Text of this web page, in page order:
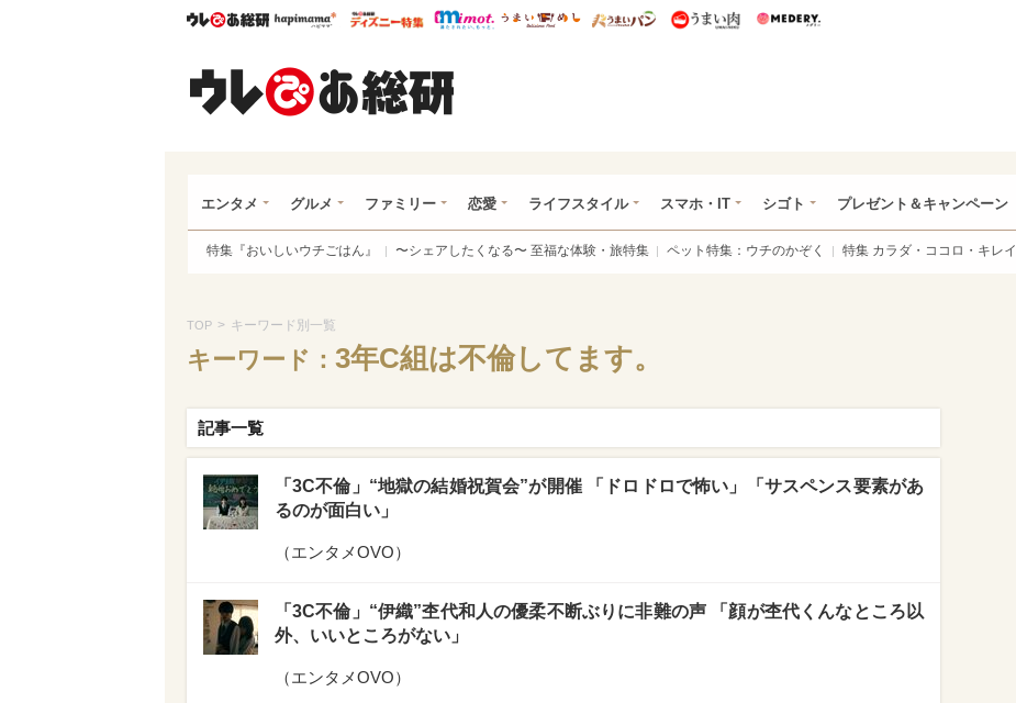
ウレぴあ総研ハピママ* ウレぴあ総研 ディズニー特集
mimot. うまいめし うまいパン うまい肉
エンタメ グルメ ファミリー 恋愛 ライフスタイル スマホ・IT シゴト プレゼント＆キャンペーン
特集『おいしいウチごはん』 〜シェアしたくなる〜 至福な体験・旅特集 ペット特集：ウチのかぞく 特集 カラダ・ココロ・キレイ
TOP > キーワード別一覧
キーワード： 3年C組は不倫してます。
記事一覧
「3C不倫」“地獄の結婚祝賀会”が開催 「ドロドロで怖い」「サスペンス要素があ
るのが面白い」
（エンタメOVO）
「3C不倫」“伊織”杢代和人の優柔不断ぶりに非難の声 「顔が杢代くんなところ以
外、いいところがない」
（エンタメOVO）